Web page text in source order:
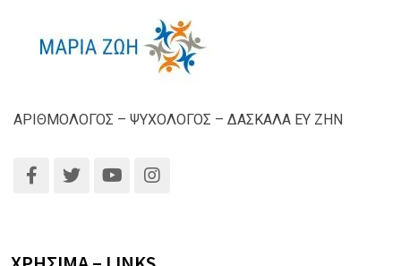
ΑΡΙΘΜΟΛΟΓΟΣ – ΨΥΧΟΛΟΓΟΣ – ΔΑΣΚΑΛΑ ΕΥ ΖΗΝ